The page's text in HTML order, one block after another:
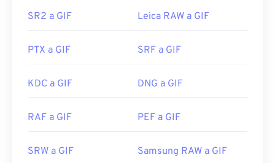
Los GIF se abren fácilmente en casi todos los
operativos. Para abrir un GIF y editarlo, use una
abra los GIF con
Microsoft Photos, Adobe
otros. En macOS, use visores y editores de
SR2 a GIF Leica RAW a GIF
PTX a GIF SRF a GIF
KDC a GIF DNG a GIF
RAF a GIF PEF a GIF
SRW a GIF Samsung RAW a GIF